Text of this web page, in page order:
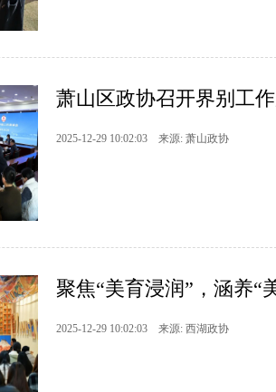
萧山区政协召开界别工
2025-12-29 10:02:03 来源: 萧山政协
聚焦“美育浸润”，涵养“
2025-12-29 10:02:03 来源: 西湖政协